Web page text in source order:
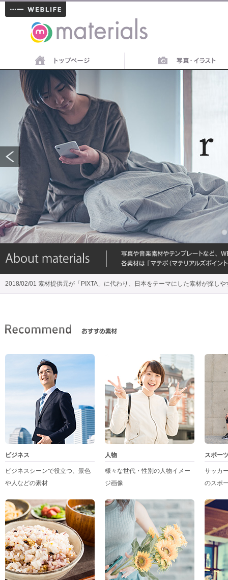
materials
2018/02/01 素材提供元が「PIXTA」に代わり、日本をテーマにした素材が探しや
ビジネス
ビジネスシーンで役立つ、景色
や人などの素材
人物
様々な世代・性別の人物イメー
ジ画像
スポー
サッカ
のスポ